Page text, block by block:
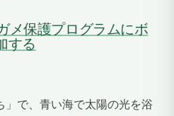
メ保護プログラムにボ
する
」で、青い海で太陽の光を浴